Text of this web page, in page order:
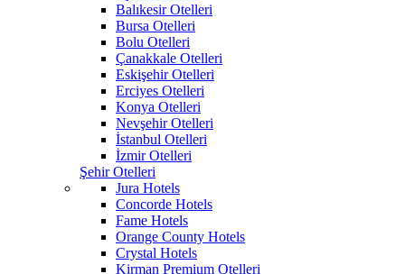
Balıkesir Otelleri
Bursa Otelleri
Bolu Otelleri
Çanakkale Otelleri
Eskişehir Otelleri
Erciyes Otelleri
Konya Otelleri
Nevşehir Otelleri
İstanbul Otelleri
İzmir Otelleri
Şehir Otelleri
Jura Hotels
Concorde Hotels
Fame Hotels
Orange County Hotels
Crystal Hotels
Kirman Premium Otelleri